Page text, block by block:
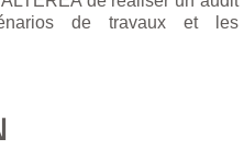
de travaux et les